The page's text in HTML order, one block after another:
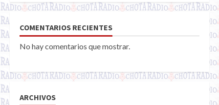
COMENTARIOS RECIENTES
No hay comentarios que mostrar.
ARCHIVOS